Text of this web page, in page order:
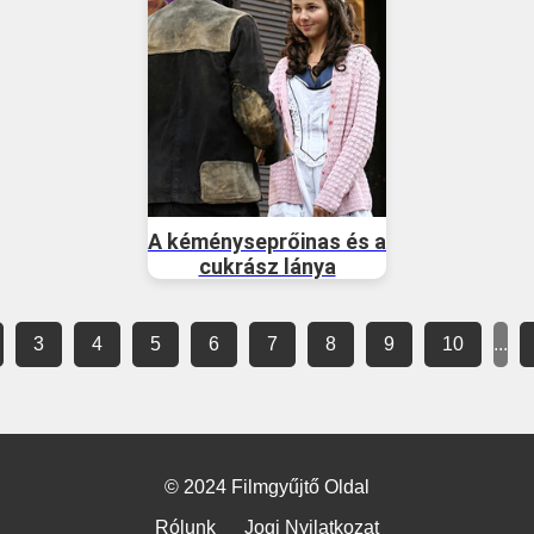
A kéményseprőinas és a
cukrász lánya
3 4 5 6 7 8 9 10 ...
© 2024 Filmgyűjtő Oldal
Rólunk
Jogi Nyilatkozat